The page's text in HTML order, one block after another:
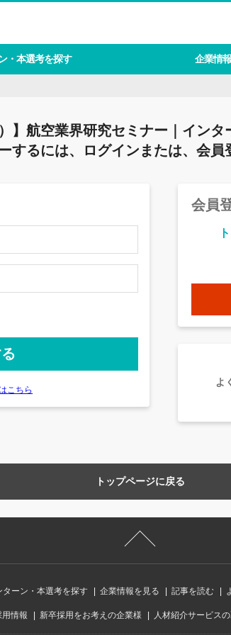
・本選考を探す 企業情
】航空業界研究セミナー｜イン
するには、ログインまたは、会員
こちら
会員
よ
トップページに戻る
ターン・本選考を探す 企業情報を見る 記事を読む
用情報 新卒採用をお考えの企業様 人材紹介サービス